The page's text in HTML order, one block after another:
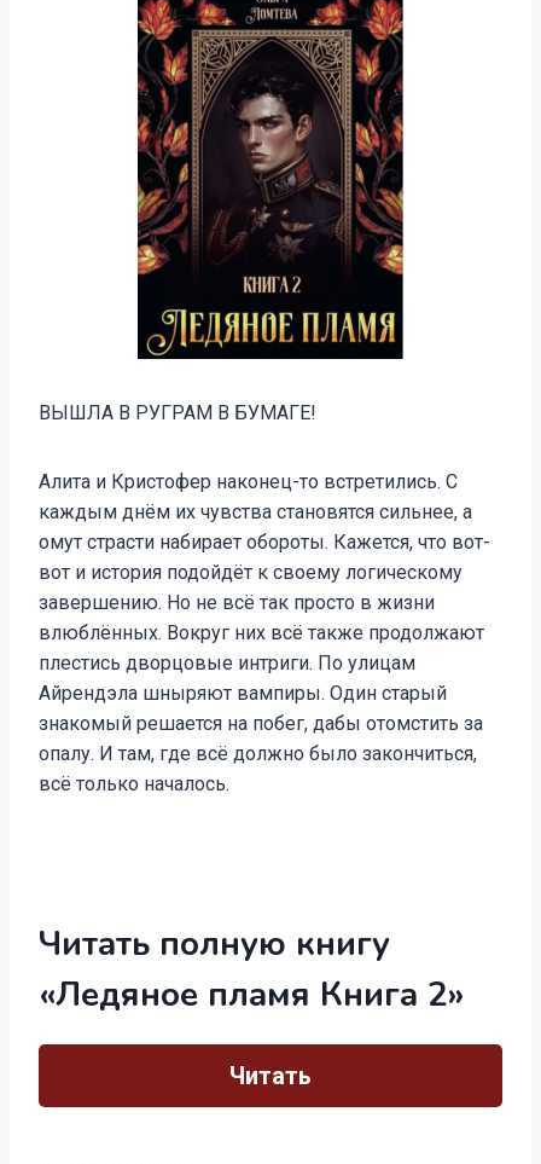
ВЫШЛА В РУГРАМ В БУМАГЕ!
Алита и Кристофер наконец-то встретились. С
каждым днём их чувства становятся сильнее, а
омут страсти набирает обороты. Кажется, что вот-
вот и история подойдёт к своему логическому
завершению. Но не всё так просто в жизни
влюблённых. Вокруг них всё также продолжают
плестись дворцовые интриги. По улицам
Айрендэла шныряют вампиры. Один старый
знакомый решается на побег, дабы отомстить за
опалу. И там, где всё должно было закончиться,
всё только началось.
Читать полную книгу
«Ледяное пламя Книга 2»
Читать